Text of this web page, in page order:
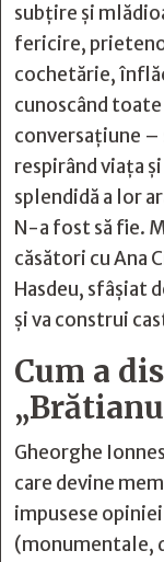
subțire și
fericire,
cochetărie,
cunoscând
conversațiune
respirând viața
splendidă a lor
N-a fost să fie.
căsători cu Ana
Hasdeu, sfâșiat
și va construi
Cum a
Gheorghe
care devine
impusese
(monumentale,